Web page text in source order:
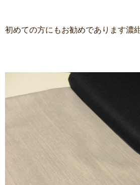
初めての方にもお勧めであります濃